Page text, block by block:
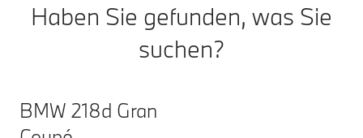
Haben Sie gefunden, was Sie
suchen?
BMW 218d Gran